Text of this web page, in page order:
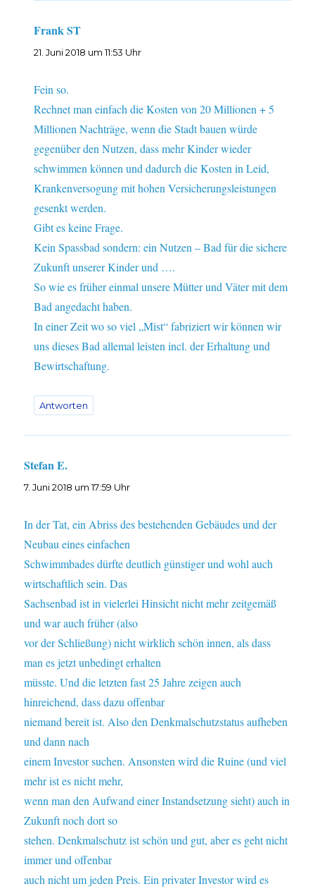
Frank ST
21. Juni 2018 um 11:53 Uhr
Fein so.
Rechnet man einfach die Kosten von 20 Millionen + 5
Millionen Nachträge, wenn die Stadt bauen würde
gegenüber den Nutzen, dass mehr Kinder wieder
schwimmen können und dadurch die Kosten in Leid,
Krankenversogung mit hohen Versicherungsleistungen
gesenkt werden.
Gibt es keine Frage.
Kein Spassbad sondern: ein Nutzen – Bad für die sichere
Zukunft unserer Kinder und ….
So wie es früher einmal unsere Mütter und Väter mit dem
Bad angedacht haben.
In einer Zeit wo so viel „Mist“ fabriziert wir können wir
uns dieses Bad allemal leisten incl. der Erhaltung und
Bewirtschaftung.
Antworten
Stefan E.
7. Juni 2018 um 17:59 Uhr
In der Tat, ein Abriss des bestehenden Gebäudes und der
Neubau eines einfachen
Schwimmbades dürfte deutlich günstiger und wohl auch
wirtschaftlich sein. Das
Sachsenbad ist in vielerlei Hinsicht nicht mehr zeitgemäß
und war auch früher (also
vor der Schließung) nicht wirklich schön innen, als dass
man es jetzt unbedingt erhalten
müsste. Und die letzten fast 25 Jahre zeigen auch
hinreichend, dass dazu offenbar
niemand bereit ist. Also den Denkmalschutzstatus aufheben
und dann nach
einem Investor suchen. Ansonsten wird die Ruine (und viel
mehr ist es nicht mehr,
wenn man den Aufwand einer Instandsetzung sieht) auch in
Zukunft noch dort so
stehen. Denkmalschutz ist schön und gut, aber es geht nicht
immer und offenbar
auch nicht um jeden Preis. Ein privater Investor wird es